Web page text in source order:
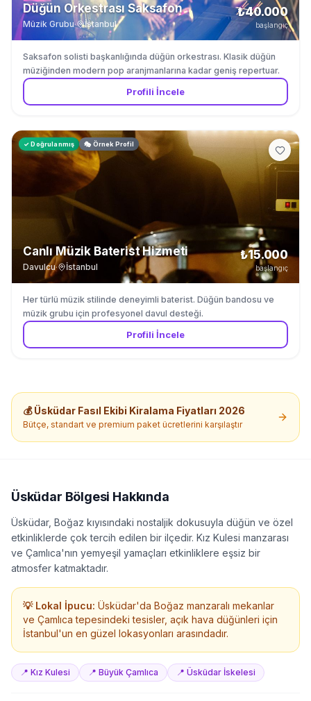
Düğün Orkestrası Saksafon
Müzik Grubu· İstanbul
₺40.000
başlangıç
Saksafon solisti başkanlığında düğün orkestrası. Klasik düğün
müziğinden modern pop aranjmanlarına kadar geniş repertuar.
Profili İncele
✓ Doğrulanmış 🎭 Örnek Profil
Canlı Müzik Baterist Hizmeti
Davulcu· İstanbul
₺15.000
başlangıç
Her türlü müzik stilinde deneyimli baterist. Düğün bandosu ve
müzik grubu için profesyonel davul desteği.
Profili İncele
💰Üsküdar Fasıl Ekibi Kiralama Fiyatları 2026
Bütçe, standart ve premium paket ücretlerini karşılaştır
Üsküdar Bölgesi Hakkında
Üsküdar, Boğaz kıyısındaki nostaljik dokusuyla düğün ve özel
etkinliklerde çok tercih edilen bir ilçedir. Kız Kulesi manzarası
ve Çamlıca'nın yemyeşil yamaçları etkinliklere eşsiz bir
atmosfer katmaktadır.
💡 Lokal İpucu: Üsküdar'da Boğaz manzaralı mekanlar
ve Çamlıca tepesindeki tesisler, açık hava düğünleri için
İstanbul'un en güzel lokasyonları arasındadır.
📍 Kız Kulesi 📍 Büyük Çamlıca 📍 Üsküdar İskelesi